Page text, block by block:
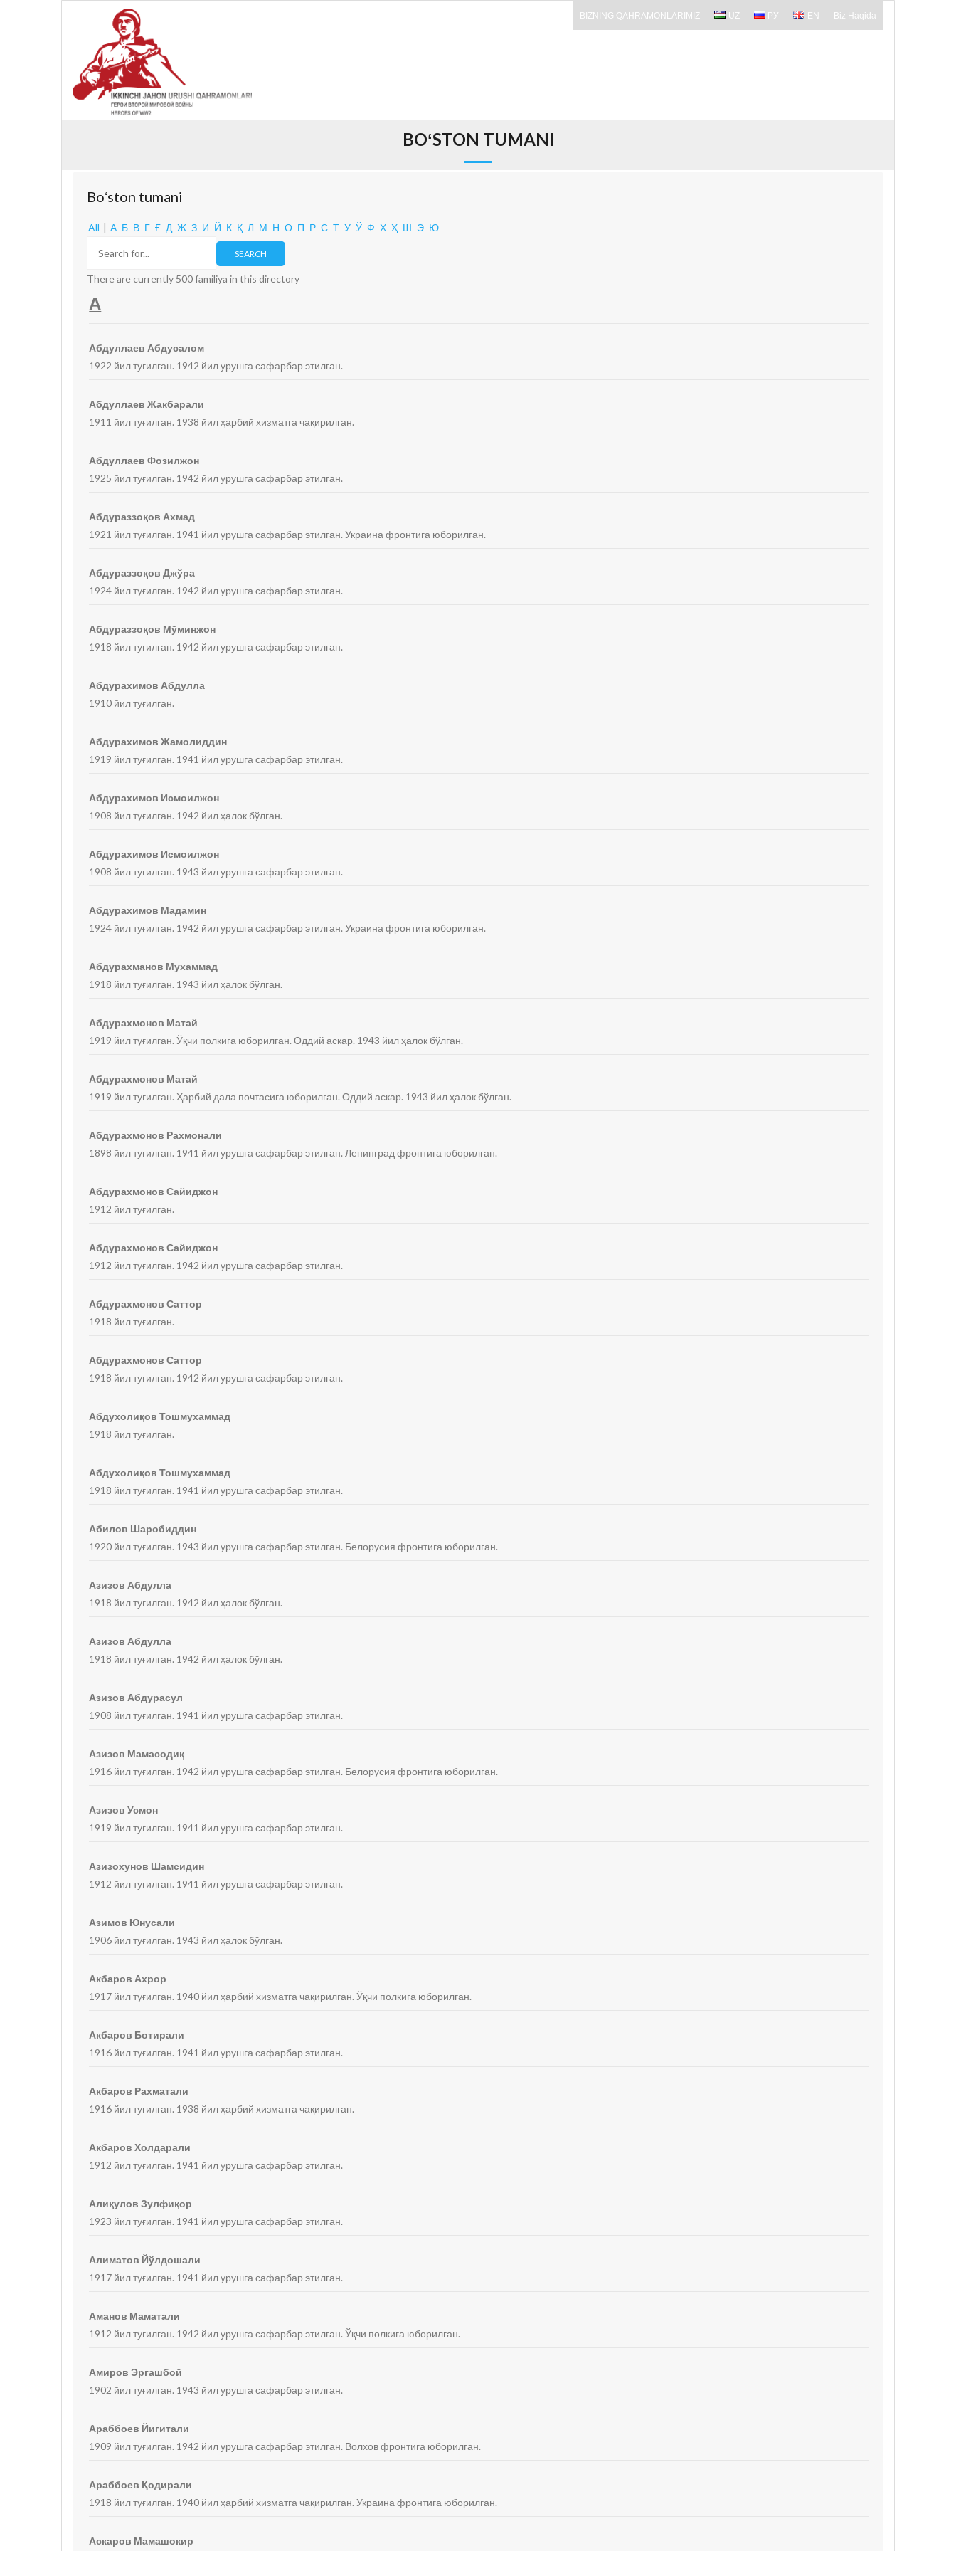
BIZNING QAHRAMONLARIMIZ UZ РУ EN Biz Haqida
BOʻSTON TUMANI
Boʻston tumani
All | А Б В Г Ғ Д Ж З И Й К Қ Л М Н О П Р С Т У Ў Ф Х Ҳ Ш Э Ю
There are currently 500 familiya in this directory
А
Абдуллаев Абдусалом
1922 йил туғилган. 1942 йил урушга сафарбар этилган.
Абдуллаев Жакбарали
1911 йил туғилган. 1938 йил ҳарбий хизматга чақирилган.
Абдуллаев Фозилжон
1925 йил туғилган. 1942 йил урушга сафарбар этилган.
Абдураззоқов Ахмад
1921 йил туғилган. 1941 йил урушга сафарбар этилган. Украина фронтига юборилган.
Абдураззоқов Джўра
1924 йил туғилган. 1942 йил урушга сафарбар этилган.
Абдураззоқов Мўминжон
1918 йил туғилган. 1942 йил урушга сафарбар этилган.
Абдурахимов Абдулла
1910 йил туғилган.
Абдурахимов Жамолиддин
1919 йил туғилган. 1941 йил урушга сафарбар этилган.
Абдурахимов Исмоилжон
1908 йил туғилган. 1942 йил ҳалок бўлган.
Абдурахимов Исмоилжон
1908 йил туғилган. 1943 йил урушга сафарбар этилган.
Абдурахимов Мадамин
1924 йил туғилган. 1942 йил урушга сафарбар этилган. Украина фронтига юборилган.
Абдурахманов Мухаммад
1918 йил туғилган. 1943 йил ҳалок бўлган.
Абдурахмонов Матай
1919 йил туғилган. Ўқчи полкига юборилган. Оддий аскар. 1943 йил ҳалок бўлган.
Абдурахмонов Матай
1919 йил туғилган. Ҳарбий дала почтасига юборилган. Оддий аскар. 1943 йил ҳалок бўлган.
Абдурахмонов Рахмонали
1898 йил туғилган. 1941 йил урушга сафарбар этилган. Ленинград фронтига юборилган.
Абдурахмонов Сайиджон
1912 йил туғилган.
Абдурахмонов Сайиджон
1912 йил туғилган. 1942 йил урушга сафарбар этилган.
Абдурахмонов Саттор
1918 йил туғилган.
Абдурахмонов Саттор
1918 йил туғилган. 1942 йил урушга сафарбар этилган.
Абдухолиқов Тошмухаммад
1918 йил туғилган.
Абдухолиқов Тошмухаммад
1918 йил туғилган. 1941 йил урушга сафарбар этилган.
Абилов Шаробиддин
1920 йил туғилган. 1943 йил урушга сафарбар этилган. Белорусия фронтига юборилган.
Азизов Абдулла
1918 йил туғилган. 1942 йил ҳалок бўлган.
Азизов Абдулла
1918 йил туғилган. 1942 йил ҳалок бўлган.
Азизов Абдурасул
1908 йил туғилган. 1941 йил урушга сафарбар этилган.
Азизов Мамасодиқ
1916 йил туғилган. 1942 йил урушга сафарбар этилган. Белорусия фронтига юборилган.
Азизов Усмон
1919 йил туғилган. 1941 йил урушга сафарбар этилган.
Азизохунов Шамсидин
1912 йил туғилган. 1941 йил урушга сафарбар этилган.
Азимов Юнусали
1906 йил туғилган. 1943 йил ҳалок бўлган.
Акбаров Ахрор
1917 йил туғилган. 1940 йил ҳарбий хизматга чақирилган. Ўқчи полкига юборилган.
Акбаров Ботирали
1916 йил туғилган. 1941 йил урушга сафарбар этилган.
Акбаров Рахматали
1916 йил туғилган. 1938 йил ҳарбий хизматга чақирилган.
Акбаров Холдарали
1912 йил туғилган. 1941 йил урушга сафарбар этилган.
Алиқулов Зулфиқор
1923 йил туғилган. 1941 йил урушга сафарбар этилган.
Алиматов Йўлдошали
1917 йил туғилган. 1941 йил урушга сафарбар этилган.
Аманов Маматали
1912 йил туғилган. 1942 йил урушга сафарбар этилган. Ўқчи полкига юборилган.
Амиров Эргашбой
1902 йил туғилган. 1943 йил урушга сафарбар этилган.
Араббоев Йигитали
1909 йил туғилган. 1942 йил урушга сафарбар этилган. Волхов фронтига юборилган.
Араббоев Қодирали
1918 йил туғилган. 1940 йил ҳарбий хизматга чақирилган. Украина фронтига юборилган.
Аскаров Мамашокир